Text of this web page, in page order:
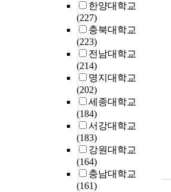
한양대학교
(227)
충북대학교
(223)
전남대학교
(214)
명지대학교
(202)
세종대학교
(184)
서강대학교
(183)
강원대학교
(164)
충남대학교
(161)